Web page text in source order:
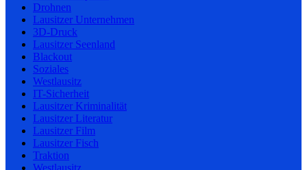
Drohnen
Lausitzer Unternehmen
3D-Druck
Lausitzer Seenland
Blackout
Soziales
Westlausitz
IT-Sicherheit
Lausitzer Kriminalität
Lausitzer Literatur
Lausitzer Film
Lausitzer Fisch
Traktion
Westlausitz